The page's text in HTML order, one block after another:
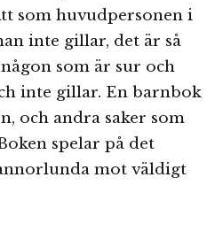
som huvudpersonen i
inte gillar, det är så
som är sur och
inte gillar. En barnbok
och andra saker som
spelar på det
mot väldigt